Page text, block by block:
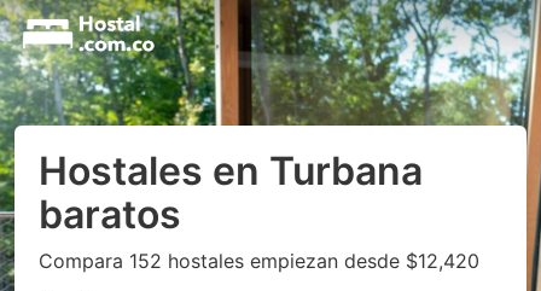
Hostales en Turbana
baratos
Compara 152 hostales empiezan desde $12,420